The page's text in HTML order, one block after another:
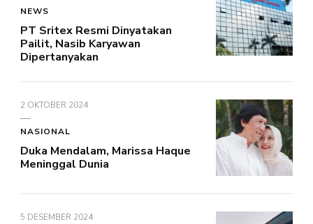
NEWS
PT Sritex Resmi Dinyatakan
Pailit, Nasib Karyawan
Dipertanyakan
2 OKTOBER 2024
NASIONAL
Duka Mendalam, Marissa Haque
Meninggal Dunia
5 DESEMBER 2024